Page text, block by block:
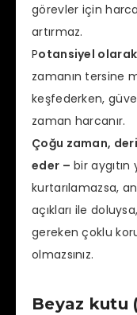
görevler için
artırmaz.
Potansiyel olarak
zamanın tersine
keşfederken,
zaman harcanır.
Çoğu zaman,
eder – bir aygıtın
kurtarılamazsa,
açıkları ile
gereken çoklu
olmazsınız.
Beyaz kutu